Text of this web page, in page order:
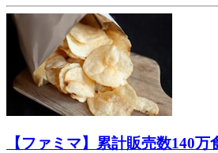
【ファミマ】累計販売数140